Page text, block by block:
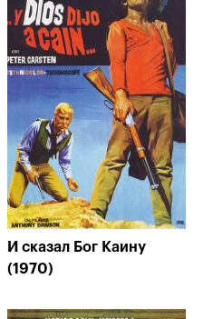
И сказал Бог Каину
(1970)